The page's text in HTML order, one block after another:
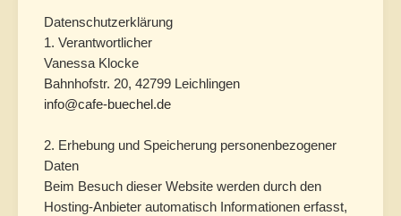
Datenschutzerklärung
1. Verantwortlicher
Vanessa Klocke
Bahnhofstr. 20, 42799 Leichlingen
info@cafe-buechel.de
2. Erhebung und Speicherung personenbezogener
Daten
Beim Besuch dieser Website werden durch den
Hosting-Anbieter automatisch Informationen erfasst,